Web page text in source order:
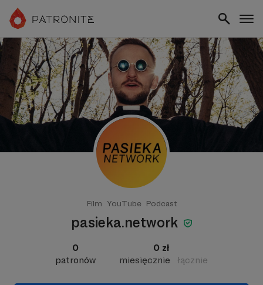
Film YouTube Podcast
pasieka.network
0
patronów
0 zł
miesięcznie
łącznie